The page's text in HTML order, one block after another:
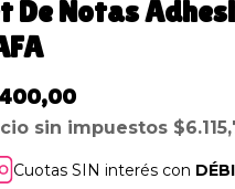
De Notas
sin impuestos
Cuotas SIN interés con